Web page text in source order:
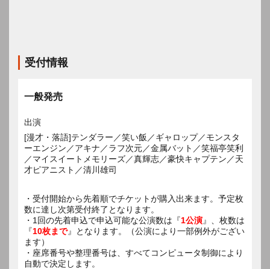
受付情報
一般発売
出演
[漫才・落語]テンダラー／笑い飯／ギャロップ／モンスタ
ーエンジン／アキナ／ラフ次元／金属バット／笑福亭笑利
／マイスイートメモリーズ／真輝志／豪快キャプテン／天
才ピアニスト／清川雄司
・受付開始から先着順でチケットが購入出来ます。予定枚
数に達し次第受付終了となります。
・1回の先着申込で申込可能な公演数は『1公演』、枚数は
『10枚まで』となります。（公演により一部例外がござい
ます）
・座席番号や整理番号は、すべてコンピュータ制御により
自動で決定します。